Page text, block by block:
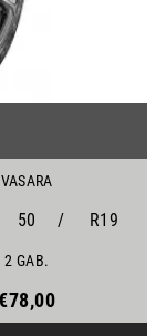
VASARA
50 / R19
2 GAB.